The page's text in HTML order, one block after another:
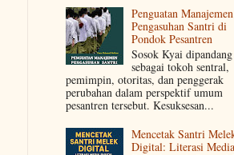
Penguatan Manajemen
Pengasuhan Santri di
Pondok Pesantren
Sosok Kyai dipandang
sebagai tokoh sentral,
pemimpin, otoritas, dan penggerak
perubahan dalam perspektif umum
pesantren tersebut. Kesuksesan...
Mencetak Santri
Digital: Literasi Media